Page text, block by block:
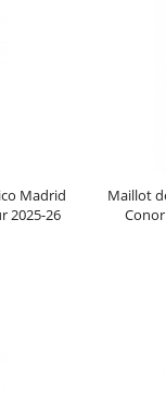
Madrid
2025-26
Maillot